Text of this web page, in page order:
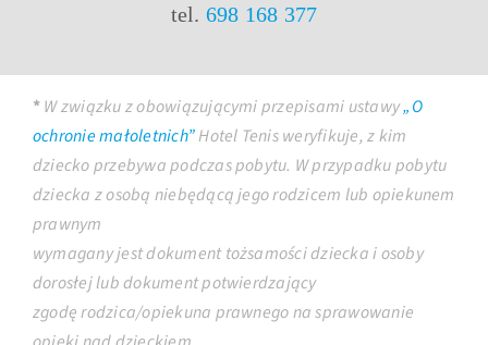
tel. 698 168 377
*W związku z obowiązującymi przepisami ustawy„O
ochronie małoletnich”Hotel Tenis weryfikuje, z kim
dziecko przebywa podczas pobytu. W przypadku pobytu
dziecka z osobą niebędącą jego rodzicem lub opiekunem
prawnym
wymagany jest dokument tożsamości dziecka i osoby
dorosłej lub dokument potwierdzający
zgodę rodzica/opiekuna prawnego na sprawowanie